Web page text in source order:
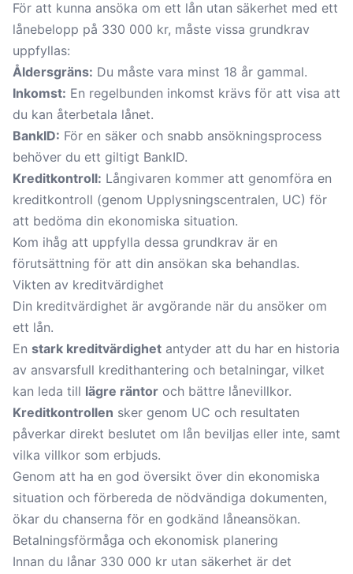
För att kunna ansöka om ett lån utan säkerhet med ett
lånebelopp på 330 000 kr, måste vissa grundkrav
uppfyllas:
Åldersgräns: Du måste vara minst 18 år gammal.
Inkomst: En regelbunden inkomst krävs för att visa att
du kan återbetala lånet.
BankID: För en säker och snabb ansökningsprocess
behöver du ett giltigt BankID.
Kreditkontroll: Långivaren kommer att genomföra en
kreditkontroll (genom Upplysningscentralen, UC) för
att bedöma din ekonomiska situation.
Kom ihåg att uppfylla dessa grundkrav är en
förutsättning för att din ansökan ska behandlas.
Vikten av kreditvärdighet
Din kreditvärdighet är avgörande när du ansöker om
ett lån.
En stark kreditvärdighet antyder att du har en historia
av ansvarsfull kredithantering och betalningar, vilket
kan leda till lägre räntor och bättre lånevillkor.
Kreditkontrollen sker genom UC och resultaten
påverkar direkt beslutet om lån beviljas eller inte, samt
vilka villkor som erbjuds.
Genom att ha en god översikt över din ekonomiska
situation och förbereda de nödvändiga dokumenten,
ökar du chanserna för en godkänd låneansökan.
Betalningsförmåga och ekonomisk planering
Innan du lånar 330 000 kr utan säkerhet är det